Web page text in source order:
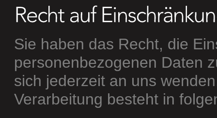
Sie haben das Recht, die
personenbezogenen Daten
sich jederzeit an uns
Verarbeitung besteht in